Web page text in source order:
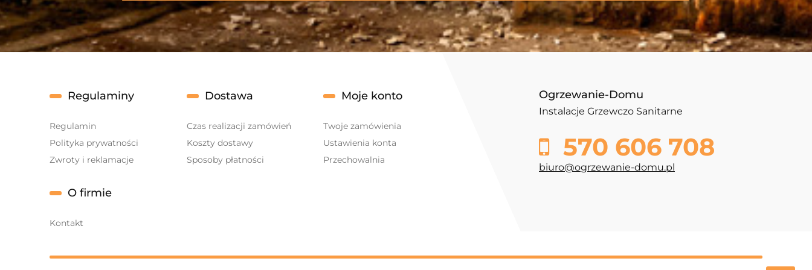
Ogrzewanie-Domu
Instalacje Grzewczo Sanitarne
570 606 708
biuro@ogrzewanie-domu.pl
Regulaminy
Regulamin
Polityka prywatności
Zwroty i reklamacje
Dostawa
Czas realizacji zamówień
Koszty dostawy
Sposoby płatności
Moje konto
Twoje zamówienia
Ustawienia konta
Przechowalnia
O firmie
Kontakt